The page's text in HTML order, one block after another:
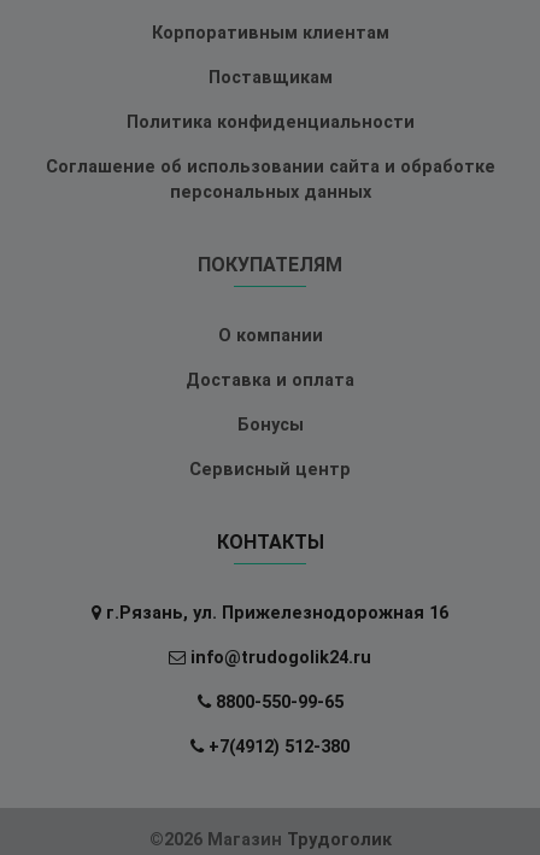
Корпоративным клиентам
Поставщикам
Политика конфиденциальности
Соглашение об использовании сайта и обработке
персональных данных
ПОКУПАТЕЛЯМ
О компании
Доставка и оплата
Бонусы
Сервисный центр
КОНТАКТЫ
г.Рязань, ул. Прижелезнодорожная 16
info@trudogolik24.ru
8800-550-99-65
+7(4912) 512-380
©2026 Магазин Трудоголик